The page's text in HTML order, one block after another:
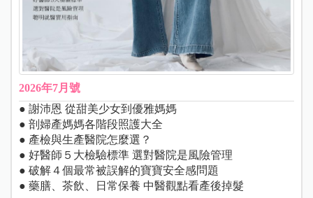
2026年7月號
● 謝沛恩 從甜美少女到優雅媽媽
● 剖婦產媽媽各階段照護大全
● 產檢與生產醫院怎麼選？
● 好醫師５大檢驗標準 選對醫院是風險管理
● 破解４個最常被誤解的寶寶安全感問題
● 藥膳、茶飲、日常保養 中醫觀點看產後掉髮